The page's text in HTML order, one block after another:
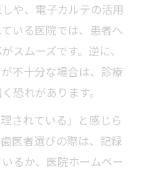
や、電子カルテの活用
いる医院では、患者へ
スムーズです。逆に、
不十分な場合は、診療
恐れがあります。
されている」と感じら
医者選びの際は、記録
るか、医院ホームペー